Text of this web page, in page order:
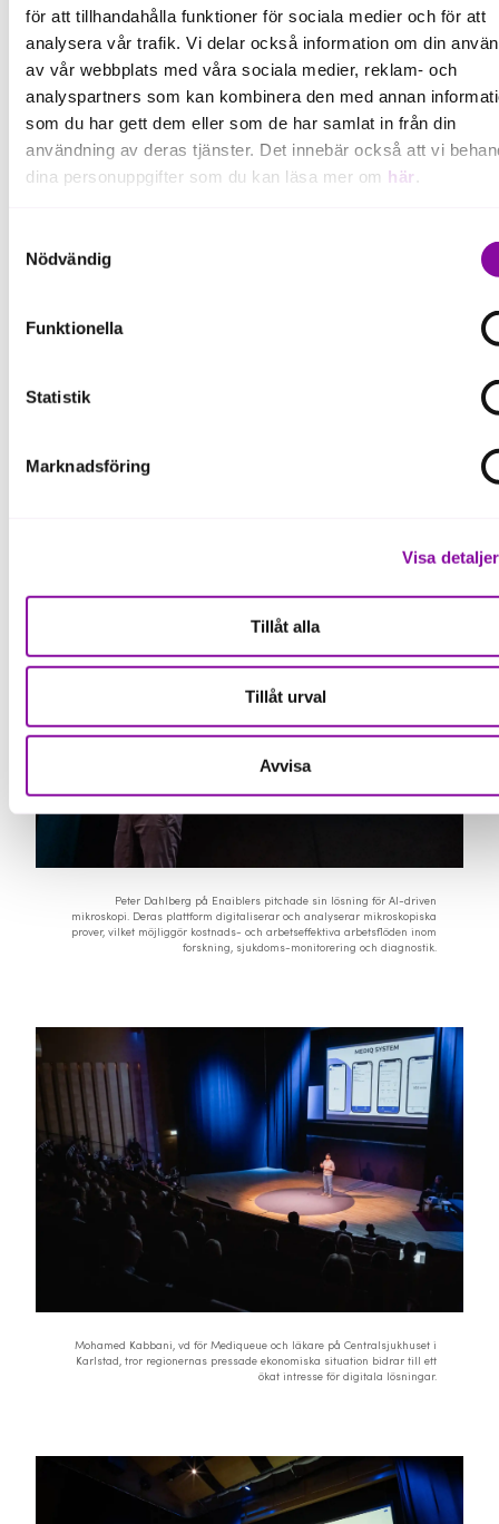
för att tillhandahålla funktioner för sociala medier och för att
analysera vår trafik. Vi delar också information om din
av vår webbplats med våra sociala medier, reklam- och
analyspartners som kan kombinera den med annan
som du har gett dem eller som de har samlat in från din
användning av deras tjänster. Det innebär också att vi
dina personuppgifter som du kan läsa mer om här
delning av information enligt ovan, inte att ske, förutom för
som är nödvändiga för att hemsidan ska fungera se mer
Nödvändig
Funktionella
Statistik
Marknadsföring
Visa detaljer
Tillåt alla
Tillåt urval
Avvisa
Anna Lundmark Lundbergh tillsammans med de tre av bolagen i den
nionde upplagan av A-match. Från vänster: Lars-Gunnar Strandberg,
PostTec, Patric Stafshede, Melker of Sweden, och Mohamed Kabbani,
Peter Dahlberg på Enaiblers pitchade sin lösning för AI-driven
mikroskopi. Deras plattform digitaliserar och analyserar mikroskopiska
prover, vilket möjliggör kostnads- och arbetseffektiva arbetsflöden inom
forskning, sjukdoms-monitorering och diagnostik.
Mohamed Kabbani, vd för Mediqueue och läkare på Centralsjukhuset i
Karlstad, tror regionernas pressade ekonomiska situation bidrar till ett
ökat intresse för digitala lösningar.